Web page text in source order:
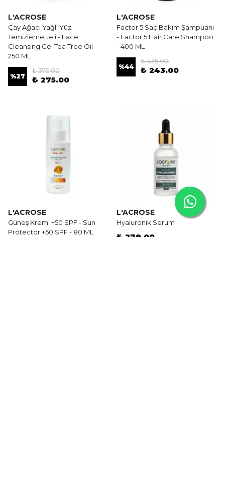
L'ACROSE
Çay Ağacı Yağlı Yüz
Temizleme Jeli - Face
Cleansing Gel Tea Tree Oil -
250 ML
%27
₺ 375.00
₺ 275.00
L'ACROSE
Factor 5 Saç Bakım Şampuanı
- Factor 5 Hair Care Shampoo
- 400 ML
%44
₺ 435.00
₺ 243.00
L'ACROSE
Güneş Kremi +50 SPF - Sun
Protector +50 SPF - 80 ML
L'ACROSE
Hyaluronik Serum
₺ 279.00